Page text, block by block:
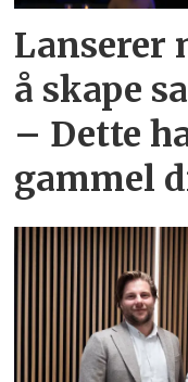
Lanserer
å skape
– Dette
gammel